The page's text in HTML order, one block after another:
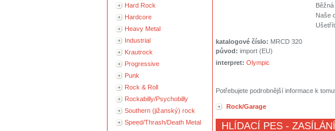
Hard Rock
Hardcore
Heavy Metal
Industrial
Krautrock
Progressive
Punk
Rock & Roll
Rockabilly/Psychobilly
Southern (jižanský) rock
Speed/Thrash/Death Metal
Naše
katalogové číslo: MRCD 320
původ: import (EU)
interpret: Olympic
Potřebujete podrobnější informace k
Rock/Garage
HLÍDACÍ PES -